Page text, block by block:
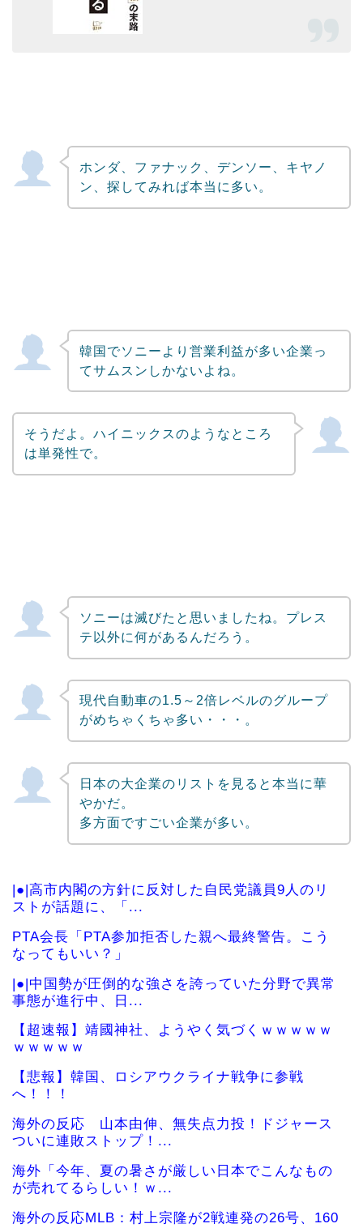
ホンダ、ファナック、デンソー、キヤノ
ン、探してみれば本当に多い。
韓国でソニーより営業利益が多い企業っ
てサムスンしかないよね。
そうだよ。ハイニックスのようなところ
は単発性で。
ソニーは滅びたと思いましたね。プレス
テ以外に何があるんだろう。
現代自動車の1.5～2倍レベルのグループ
がめちゃくちゃ多い・・・。
日本の大企業のリストを見ると本当に華
やかだ。
多方面ですごい企業が多い。
|●|高市内閣の方針に反対した自民党議員9人のリ
ストが話題に、「...
PTA会長「PTA参加拒否した親へ最終警告。こう
なってもいい？」
|●|中国勢が圧倒的な強さを誇っていた分野で異常
事態が進行中、日...
【超速報】靖國神社、ようやく気づくｗｗｗｗｗ
ｗｗｗｗｗ
【悲報】韓国、ロシアウクライナ戦争に参戦
へ！！！
海外の反応 山本由伸、無失点力投！ドジャース
ついに連敗ストップ！...
海外「今年、夏の暑さが厳しい日本でこんなもの
が売れてるらしい！ｗ...
海外の反応MLB：村上宗隆が2戦連発の26号、160